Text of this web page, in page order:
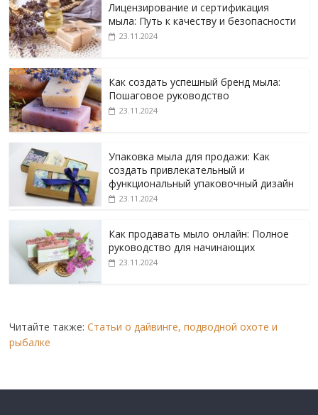
Лицензирование и сертификация
мыла: Путь к качеству и безопасности
23.11.2024
Как создать успешный бренд мыла:
Пошаговое руководство
23.11.2024
Упаковка мыла для продажи: Как
создать привлекательный и
функциональный упаковочный дизайн
23.11.2024
Как продавать мыло онлайн: Полное
руководство для начинающих
23.11.2024
Читайте также:Статьи о дайвинге, подводной охоте и
рыбалке